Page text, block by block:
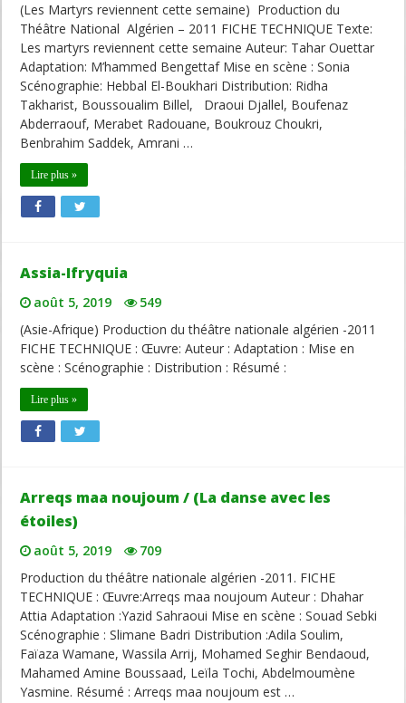
(Les Martyrs reviennent cette semaine) Production du
Théâtre National Algérien – 2011 FICHE TECHNIQUE Texte:
Les martyrs reviennent cette semaine Auteur: Tahar Ouettar
Adaptation: M’hammed Bengettaf Mise en scène : Sonia
Scénographie: Hebbal El-Boukhari Distribution: Ridha
Takharist, Boussoualim Billel, Draoui Djallel, Boufenaz
Abderraouf, Merabet Radouane, Boukrouz Choukri,
Benbrahim Saddek, Amrani …
Lire plus »
Assia-Ifryquia
août 5, 2019
549
(Asie-Afrique) Production du théâtre nationale algérien -2011
FICHE TECHNIQUE : Œuvre: Auteur : Adaptation : Mise en
scène : Scénographie : Distribution : Résumé :
Lire plus »
Arreqs maa noujoum / (La danse avec les
étoiles)
août 5, 2019
709
Production du théâtre nationale algérien -2011. FICHE
TECHNIQUE : Œuvre:Arreqs maa noujoum Auteur : Dhahar
Attia Adaptation :Yazid Sahraoui Mise en scène : Souad Sebki
Scénographie : Slimane Badri Distribution :Adila Soulim,
Faïaza Wamane, Wassila Arrij, Mohamed Seghir Bendaoud,
Mahamed Amine Boussaad, Leïla Tochi, Abdelmoumène
Yasmine. Résumé : Arreqs maa noujoum est …